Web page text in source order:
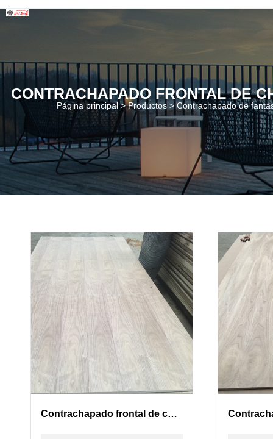
CONTRACHAPADO FRONTAL DE
Página principal >Productos > Contrachapado de
Contrachapado frontal de chapa de madera de nogal americano